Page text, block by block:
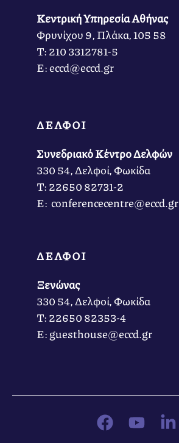
Κεντρική Υπηρεσία Αθήνας
Φρυνίχου 9, Πλάκα, 105 58
Τ: 210 3312781-5
Ε: eccd@eccd.gr
ΔΕΛΦΟΙ
Συνεδριακό Κέντρο Δελφών
330 54, Δελφοί, Φωκίδα
Τ: 22650 82731-2
Ε: conferencecentre@eccd.gr
ΔΕΛΦΟΙ
Ξενώνας
330 54, Δελφοί, Φωκίδα
Τ: 22650 82353-4
Ε: guesthouse@eccd.gr